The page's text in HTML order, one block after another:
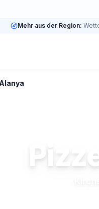
Mehr aus der Region: